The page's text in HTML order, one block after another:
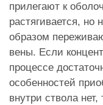
прилегают к
растягивается, но
образом
вены. Если
процессе
особенностей
внутри ствола